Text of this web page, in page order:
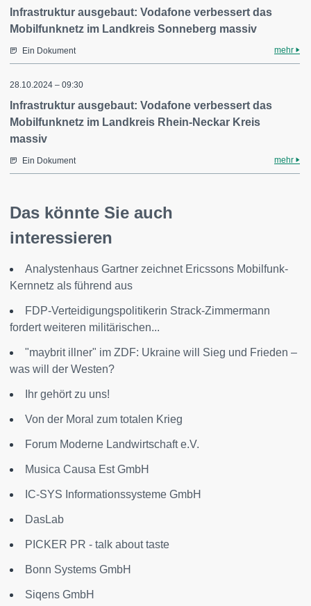
Infrastruktur ausgebaut: Vodafone verbessert das
Mobilfunknetz im Landkreis Sonneberg massiv
Ein Dokument mehr
28.10.2024 – 09:30
Infrastruktur ausgebaut: Vodafone verbessert das
Mobilfunknetz im Landkreis Rhein-Neckar Kreis
massiv
Ein Dokument mehr
Das könnte Sie auch
interessieren
Analystenhaus Gartner zeichnet Ericssons Mobilfunk-
Kernnetz als führend aus
FDP-Verteidigungspolitikerin Strack-Zimmermann
fordert weiteren militärischen...
"maybrit illner" im ZDF: Ukraine will Sieg und Frieden –
was will der Westen?
Ihr gehört zu uns!
Von der Moral zum totalen Krieg
Forum Moderne Landwirtschaft e.V.
Musica Causa Est GmbH
IC-SYS Informationssysteme GmbH
DasLab
PICKER PR - talk about taste
Bonn Systems GmbH
Siqens GmbH